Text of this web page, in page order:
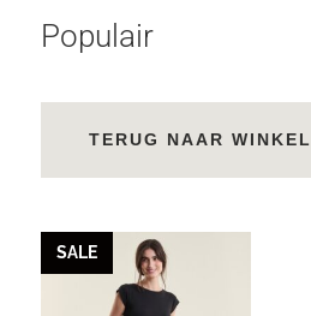
Populair
TERUG NAAR WINKEL
SALE